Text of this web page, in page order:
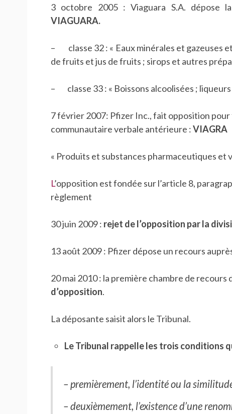
3 octobre 2005 : Viaguara S.A. dépose
VIAGUARA.
– classe 32 : « Eaux minérales et gazeuses
de fruits et jus de fruits ; sirops et autres
– classe 33 : « Boissons alcoolisées ; liqueurs
7 février 2007: Pfizer Inc., fait opposition
communautaire verbale antérieure :VIAGRA
« Produits et substances pharmaceutiques et
L’opposition est fondée sur l’article 8,
règlement
30 juin 2009 : rejet de l’opposition par la
13 août 2009 : Pfizer dépose un recours
20 mai 2010 : la première chambre de recours
d’opposition.
La déposante saisit alors le Tribunal.
Le Tribunal rappelle les trois conditions
– premièrement, l’identité ou la
– deuxièmement, l’existence d’une